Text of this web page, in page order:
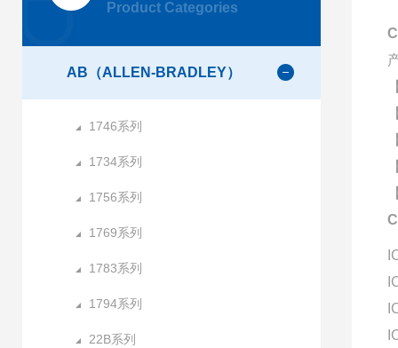
Product Categories
AB（ALLEN-BRADLEY）
1746系列
1734系列
1756系列
1769系列
1783系列
1794系列
22B系列